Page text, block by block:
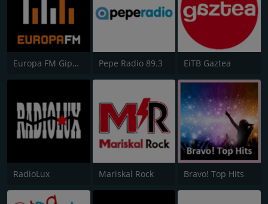
Europa FM Gipuzkoa Pepe Radio 89.3 EiTB Gaztea
RadioLux Mariskal Rock Bravo! Top Hits